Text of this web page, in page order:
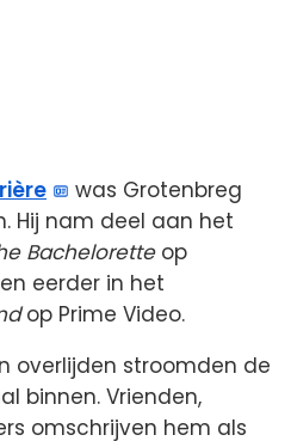
was Grotenbreg
Hij nam deel aan het
Bacheloretteop
eerder in het
op Prime Video.
overlijden stroomden de
binnen. Vrienden,
omschrijven hem als